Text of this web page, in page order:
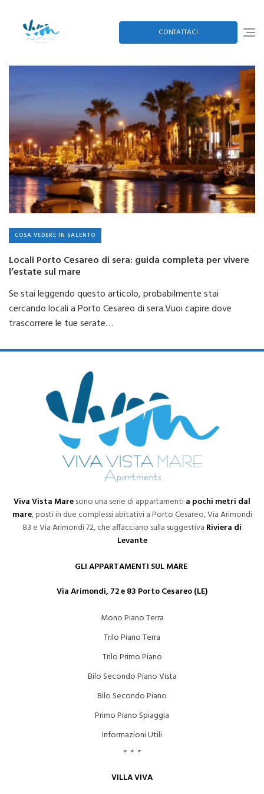
content
CONTATTACI
COSA VEDERE IN SALENTO
Locali Porto Cesareo di sera: guida completa per vivere
l’estate sul mare
Se stai leggendo questo articolo, probabilmente stai
cercando locali a Porto Cesareo di sera.Vuoi capire dove
trascorrere le tue serate…
Viva Vista Maresono una serie di appartamentia pochi metri dal
mare, posti in due complessi abitativi a Porto Cesareo, Via Arimondi
83 e Via Arimondi 72, che affacciano sulla suggestiva Riviera di
Levante
GLI APPARTAMENTI SUL MARE
Via Arimondi, 72 e 83 Porto Cesareo (LE)
Mono Piano Terra
Trilo Piano Terra
Trilo Primo Piano
Bilo Secondo Piano Vista
Bilo Secondo Piano
Primo Piano Spiaggia
Informazioni Utili
* * *
VILLA VIVA